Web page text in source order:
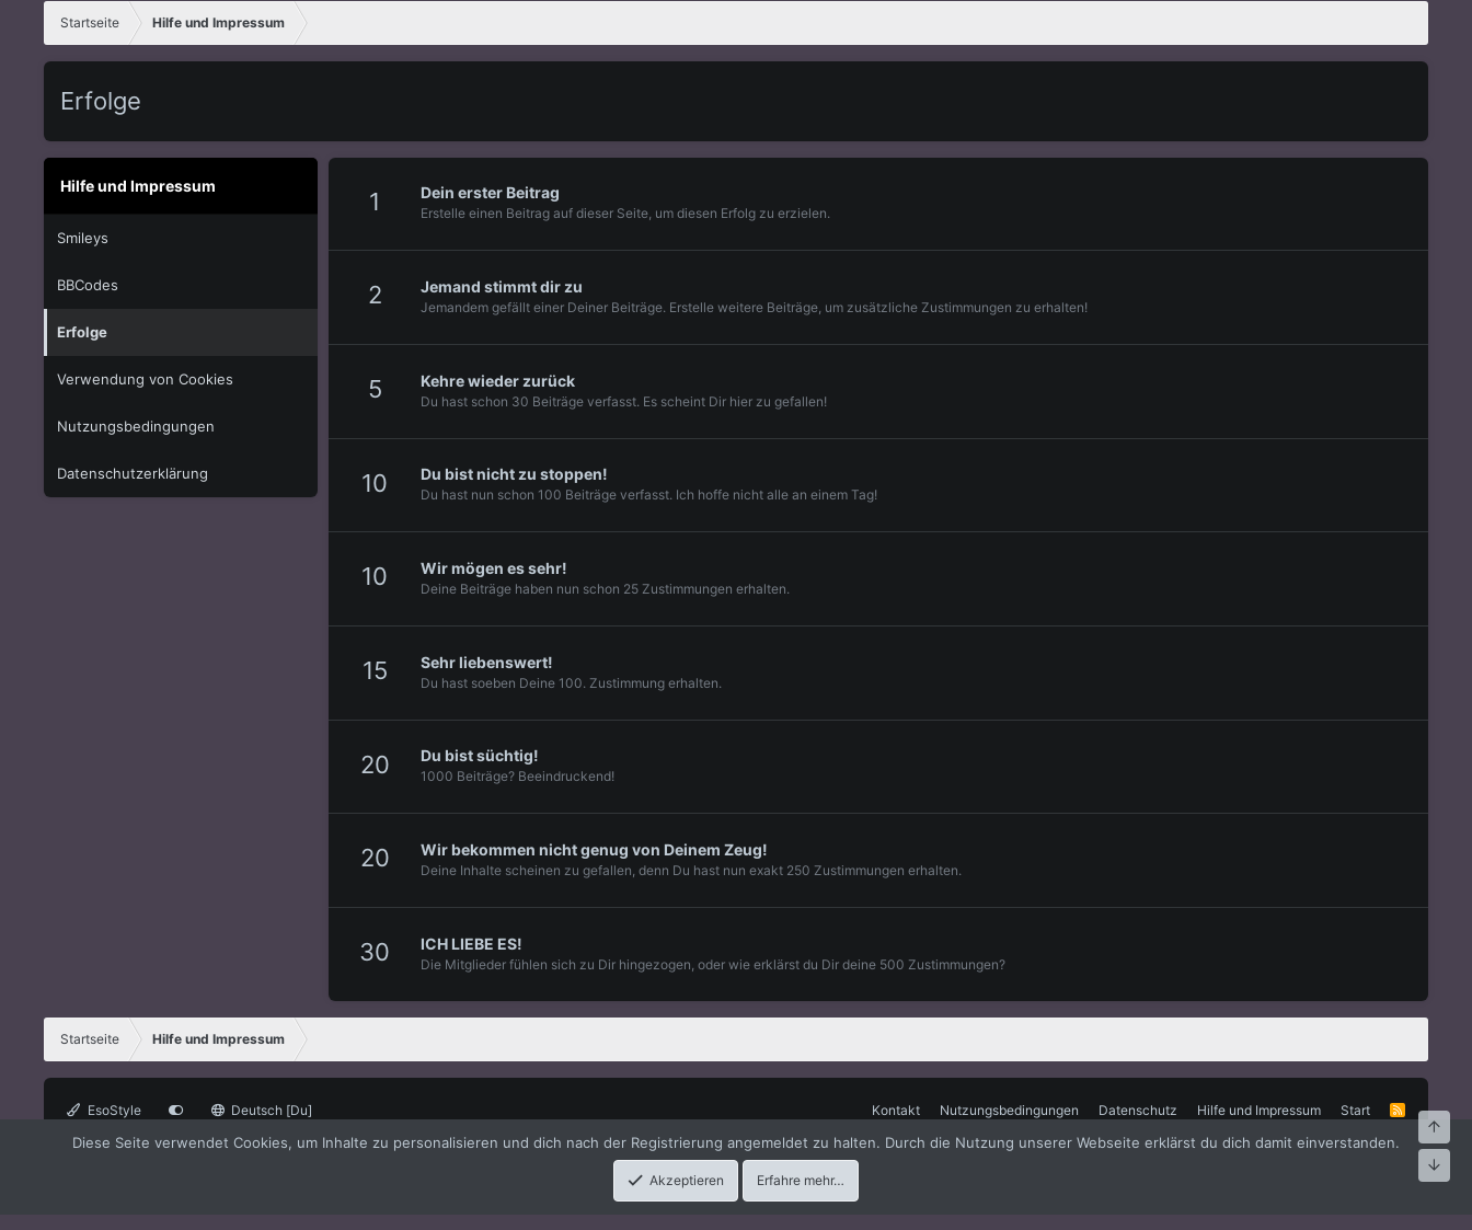
Startseite Hilfe und Impressum
Erfolge
Hilfe und Impressum
Smileys
BBCodes
Erfolge
Verwendung von Cookies
Nutzungsbedingungen
Datenschutzerklärung
1 Dein erster Beitrag
Erstelle einen Beitrag auf dieser Seite, um diesen Erfolg zu erzielen.
2 Jemand stimmt dir zu
Jemandem gefällt einer Deiner Beiträge. Erstelle weitere Beiträge, um zusätzliche Zustimmungen zu erhalten!
5 Kehre wieder zurück
Du hast schon 30 Beiträge verfasst. Es scheint Dir hier zu gefallen!
10 Du bist nicht zu stoppen!
Du hast nun schon 100 Beiträge verfasst. Ich hoffe nicht alle an einem Tag!
10 Wir mögen es sehr!
Deine Beiträge haben nun schon 25 Zustimmungen erhalten.
15 Sehr liebenswert!
Du hast soeben Deine 100. Zustimmung erhalten.
20 Du bist süchtig!
1000 Beiträge? Beeindruckend!
20 Wir bekommen nicht genug von Deinem Zeug!
Deine Inhalte scheinen zu gefallen, denn Du hast nun exakt 250 Zustimmungen erhalten.
30 ICH LIEBE ES!
Die Mitglieder fühlen sich zu Dir hingezogen, oder wie erklärst du Dir deine 500 Zustimmungen?
Startseite Hilfe und Impressum
EsoStyle Deutsch [Du] Kontakt Nutzungsbedingungen Datenschutz Hilfe und Impressum Start
R
S
Forum software by XenForo® © 2010-2021 XenForo Ltd. XenForo theme by xenfocus
Diese Seite verwendet Cookies, um Inhalte zu personalisieren und dich nach der Registrierung angemeldet zu halten. Durch die Nutzung unserer Webseite erklärst du dich damit einverstanden.
Akzeptieren Erfahre mehr…
Oben